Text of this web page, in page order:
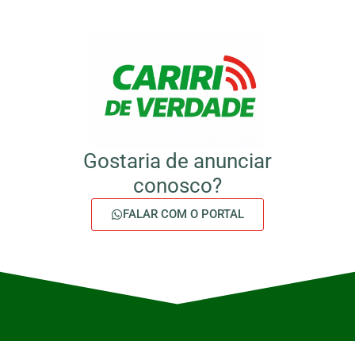
Gostaria de anunciar
conosco?
FALAR COM O PORTAL